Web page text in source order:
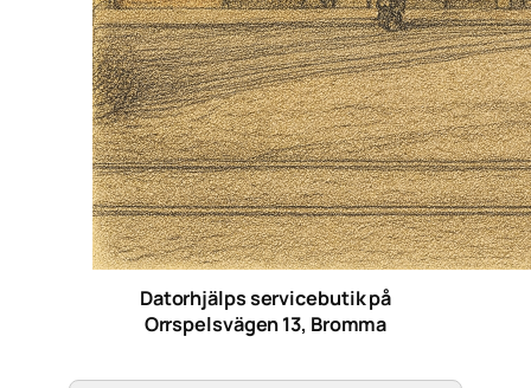
Datorhjälps servicebutik på
Orrspelsvägen 13, Bromma